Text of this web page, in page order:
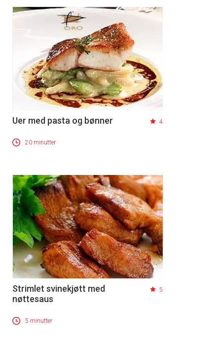
Uer med pasta og bønner 4
20 minutter
Strimlet svinekjøtt med
nøttesaus
5
5 minutter